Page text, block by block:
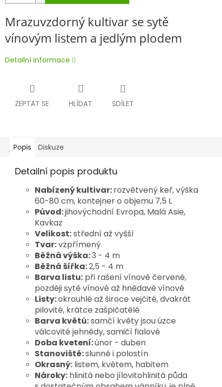
Mrazuvzdorný kultivar se sytě
vínovým listem a jedlým plodem
Detailní informace
ZEPTAT SE HLÍDAT SDÍLET
Popis Diskuze
Detailní popis produktu
Nabízený kultivar:rozvětvený keř, výška
60-80 cm, kontejner o objemu 7,5 L
Původ:jihovýchodní Evropa, Malá Asie,
Kavkaz
Velikost:střední až vyšší
Tvar:vzpřímený
Běžná výška:3 - 4 m
Běžná šířka:2,5 - 4 m
Barva listu: při rašení vínově červené,
později sytě vínové až hnědavě vínové
Listy:okrouhlé až široce vejčité,dvakrát
pilovité, krátce zašpičatělé
Barva květů:samčí květy jsou úzce
válcovité jehnědy, samičí fialové
Doba kvetení:únor - duben
Stanoviště:slunné i polostín
Okrasný: listem, květem, habitem
Nároky: hlinitá nebo jílovitohlinitá půda